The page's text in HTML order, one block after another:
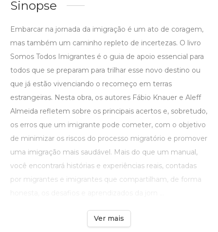
Sinopse
Embarcar na jornada da imigração é um ato de coragem,
mas também um caminho repleto de incertezas. O livro
Somos Todos Imigrantes é o guia de apoio essencial para
todos que se preparam para trilhar esse novo destino ou
que já estão vivenciando o recomeço em terras
estrangeiras. Nesta obra, os autores Fábio Knauer e Aleff
Almeida refletem sobre os principais acertos e, sobretudo,
os erros que um imigrante pode cometer, com o objetivo
de minimizar os riscos do processo migratório e promover
uma imigração mais saudável. Mais do que um manual,
você encontrará histórias e experiências reais, contadas
por migrantes e imigrantes que compartilham, de forma
Ver mais